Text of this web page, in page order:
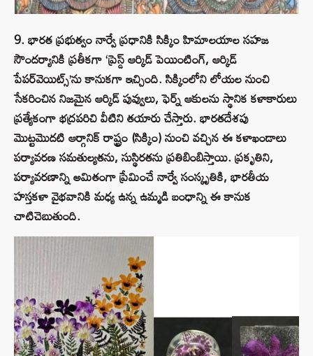
9. భారత ప్రభుత్వం నార్వే ప్రధానికి సిక్కిం హిమాలయాల సహజ
సౌందర్యానికి ప్రతీకగా ‘ప్రెస్డ్ ఆర్కిడ్ పెయింటింగ్, ఆర్కిడ్
పేపర్‌వెయిట్స్’ను కానుకగా ఇచ్చింది. సిక్కింలోని లోయల నుంచి
సేకరించిన నిజమైన ఆర్కిడ్ పువ్వులు, ఫెర్న్ ఆకులను స్థానిక కళాకారులు
ప్రత్యేకంగా భద్రపరిచి వీటిని తయారు చేస్తారు. భారతదేశపు
మొట్టమొదటి ఆర్గానిక్ రాష్ట్రం (సిక్కిం) నుంచి వచ్చిన ఈ కళాఖండాలు
పర్యావరణ సమతుల్యతను, సుస్థిరతను ప్రతిబింబిస్తాయి. ప్రకృతిని,
పర్యావరణాన్ని అమితంగా ప్రేమించే నార్వే సంస్కృతికి, భారతీయ
హస్తకళా వైభవానికి మధ్య ఉన్న ఉమ్మడి బంధాన్ని ఈ కానుక
చాటిచెబుతుంది.